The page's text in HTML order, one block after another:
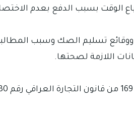
الوقت بسبب الدفع بعدم
تسليم الصك وسبب